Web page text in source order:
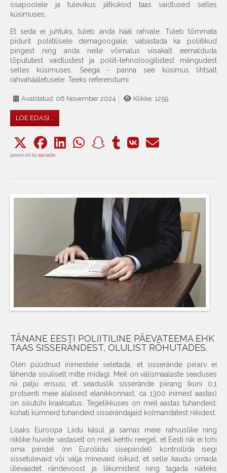
osapoolele ja tulevikus jätkuksid taas vaidlused selles
küsimuses.
Et seda ei juhtuks, tuleb anda hääl rahvale. Tuleb tõmmata
pidurit poliitilisele demagoogiale, vabastada ka poliitikud
pingest ning anda neile võimalus viisakalt eemalduda
lõpututest vaidlustest ja poliit-tehnoloogilistest mängudest
selles küsimuses. Seega - panna see küsimus lihtsalt
rahvahääletusele. Teeks referendumi.
Avaldatud: 06 November 2024 Klikke: 1259
LOE EDASI...
powered by social2s
TÄNANE EESTI POLIITILINE PÄEVATEEMA EHK
TAAS SISSERÄNDEST, OLULIST RÕHUTADES.
Olen püüdnud inimestele seletada, et sisserände piirarv ei
tähenda sisuliselt mitte midagi. Meil on välismaalaste seaduses
nii palju erisusi, et seaduslik sisserände piirang (kuni 0,1
protsenti meie alalisest elanikkonnast, ca 1300 inimest aastas)
on sisutühi kraaksatus. Tegelikkuses on meil aastas tuhandeid,
kohati kümneid tuhandeid sisserändajaid kolmandatest riikidest.
Lisaks Euroopa Liidu käsul ja samas meie rahvuslike ning
riiklike huvide vastaselt on meil kehtiv reegel, et Eesti riik ei tohi
oma piiridel (nn Euroliidu sisepiiridel) kontrollida isegi
sissetulevaid või välja minevaid isikuid, et selle kaudu omada
ülevaadet rändevoost ja liikumistest ning tagada näiteks